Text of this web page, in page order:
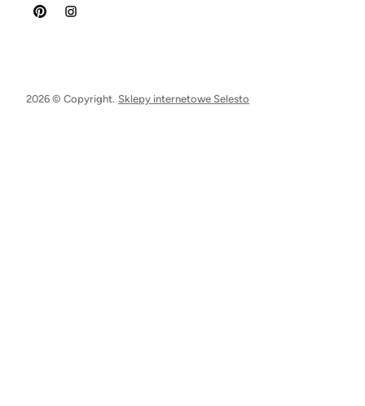
2026 © Copyright. Sklepy internetowe Selesto